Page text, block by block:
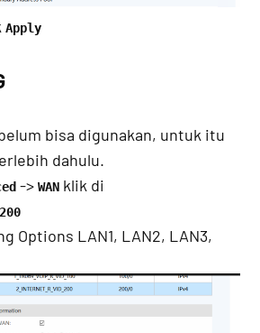
Apply
bisa digunakan, untuk itu
dahulu.
->WAN klik di
Options LAN1, LAN2, LAN3,